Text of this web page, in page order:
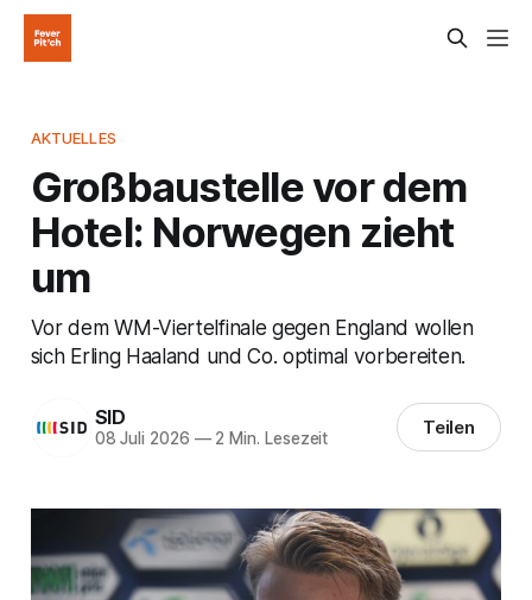
AKTUELLES
Großbaustelle vor dem
Hotel: Norwegen zieht
um
Vor dem WM-Viertelfinale gegen England wollen
sich Erling Haaland und Co. optimal vorbereiten.
SID
08 Juli 2026 —2 Min. Lesezeit Teilen